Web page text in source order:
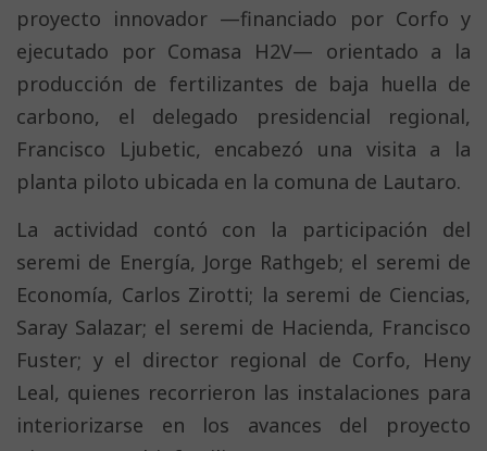
proyecto innovador —financiado por Corfo y
ejecutado por Comasa H2V— orientado a la
producción de fertilizantes de baja huella de
carbono, el delegado presidencial regional,
Francisco Ljubetic, encabezó una visita a la
planta piloto ubicada en la comuna de Lautaro.
La actividad contó con la participación del
seremi de Energía, Jorge Rathgeb; el seremi de
Economía, Carlos Zirotti; la seremi de Ciencias,
Saray Salazar; el seremi de Hacienda, Francisco
Fuster; y el director regional de Corfo, Heny
Leal, quienes recorrieron las instalaciones para
interiorizarse en los avances del proyecto